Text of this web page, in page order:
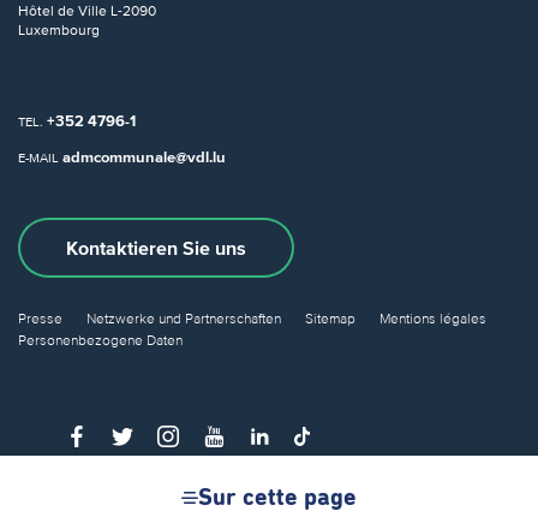
Sur cette page
Hôtel de Ville L-2090
Luxembourg
TEL. +352 4796-1
E-MAIL admcommunale@vdl.lu
Kontaktieren Sie uns
Presse Netzwerke und Partnerschaften Sitemap
Mentions légales
Personenbezogene Daten